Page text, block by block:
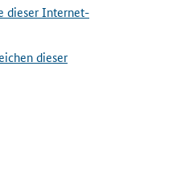
dieser Internet-
dieser